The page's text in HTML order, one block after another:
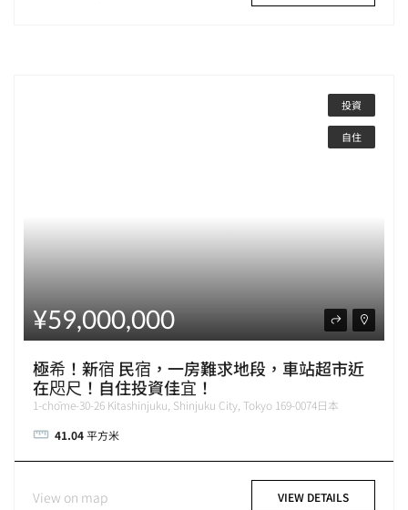
投資
自住
¥59,000,000
極希！新宿 民宿，一房難求地段，車站超市近
在咫尺！自住投資佳宜！
1-chōme-30-26 Kitashinjuku, Shinjuku City, Tokyo 169-0074日本
41.04平方米
View on map VIEW DETAILS